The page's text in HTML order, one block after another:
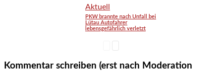
Aktuell
PKW brannte nach Unfall bei
Lütau Autofahrer
lebensgefährlich verletzt
Kommentar schreiben (erst nach Moderation